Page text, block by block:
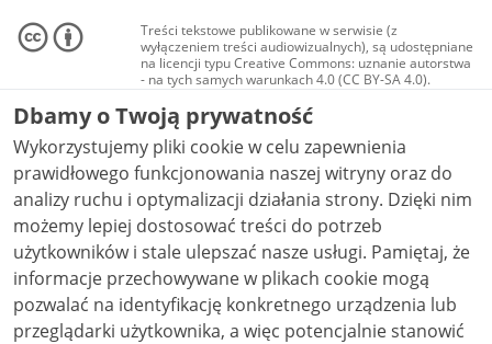
Treści tekstowe publikowane w serwisie (z
wyłączeniem treści audiowizualnych), są udostępniane
na licencji typu Creative Commons: uznanie autorstwa
- na tych samych warunkach 4.0 (CC BY-SA 4.0).
Materiały audiowizualne, w tym zdjęcia, materiały
audio i wideo, są udostępniane na licencji typu
Creative Commons: uznanie autorstwa użycie
niekomercyjne - bez utworów zależnych 4.0 (CC BY-
NC-ND 4.0), o ile nie jest to stwierdzone inaczej.
Dbamy o Twoją prywatność
Wykorzystujemy pliki cookie w celu zapewnienia
prawidłowego funkcjonowania naszej witryny oraz do
analizy ruchu i optymalizacji działania strony. Dzięki nim
możemy lepiej dostosować treści do potrzeb
użytkowników i stale ulepszać nasze usługi. Pamiętaj, że
informacje przechowywane w plikach cookie mogą
pozwalać na identyfikację konkretnego urządzenia lub
przeglądarki użytkownika, a więc potencjalnie stanowić